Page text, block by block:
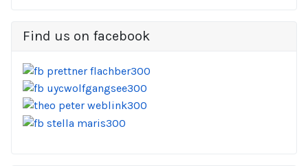
Find us on facebook